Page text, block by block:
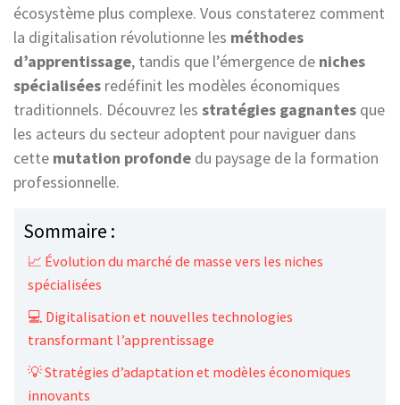
écosystème plus complexe. Vous constaterez comment
la digitalisation révolutionne les méthodes
d’apprentissage, tandis que l’émergence de niches
spécialisées redéfinit les modèles économiques
traditionnels. Découvrez les stratégies gagnantes que
les acteurs du secteur adoptent pour naviguer dans
cette mutation profonde du paysage de la formation
professionnelle.
Sommaire :
📈 Évolution du marché de masse vers les niches
spécialisées
💻 Digitalisation et nouvelles technologies
transformant l’apprentissage
💡 Stratégies d’adaptation et modèles économiques
innovants